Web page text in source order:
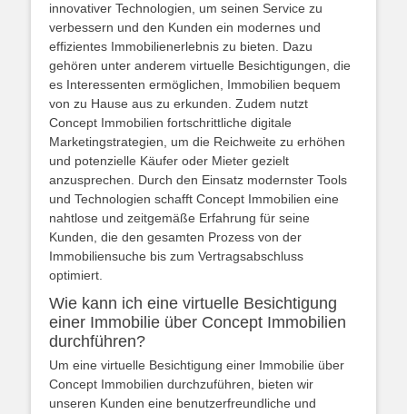
innovativer Technologien, um seinen Service zu
verbessern und den Kunden ein modernes und
effizientes Immobilienerlebnis zu bieten. Dazu
gehören unter anderem virtuelle Besichtigungen, die
es Interessenten ermöglichen, Immobilien bequem
von zu Hause aus zu erkunden. Zudem nutzt
Concept Immobilien fortschrittliche digitale
Marketingstrategien, um die Reichweite zu erhöhen
und potenzielle Käufer oder Mieter gezielt
anzusprechen. Durch den Einsatz modernster Tools
und Technologien schafft Concept Immobilien eine
nahtlose und zeitgemäße Erfahrung für seine
Kunden, die den gesamten Prozess von der
Immobiliensuche bis zum Vertragsabschluss
optimiert.
Wie kann ich eine virtuelle Besichtigung
einer Immobilie über Concept Immobilien
durchführen?
Um eine virtuelle Besichtigung einer Immobilie über
Concept Immobilien durchzuführen, bieten wir
unseren Kunden eine benutzerfreundliche und